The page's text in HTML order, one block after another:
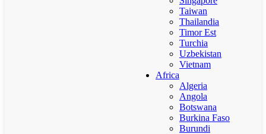
Taiwan
Thailandia
Timor Est
Turchia
Uzbekistan
Vietnam
Africa
Algeria
Angola
Botswana
Burkina Faso
Burundi